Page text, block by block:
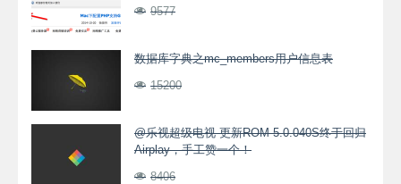
9577
数据库字典之mc_members用户信息表
15200
@乐视超级电视 更新ROM 5.0.040S终于回归
Airplay，手工赞一个！
8406